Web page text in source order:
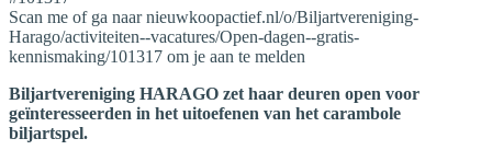
Scan me of ga naar nieuwkoopactief.nl/o/Biljartvereniging-
Harago/activiteiten--vacatures/Open-dagen--gratis-
kennismaking/101317 om je aan te melden
Biljartvereniging HARAGO zet haar deuren open voor
geïnteresseerden in het uitoefenen van het carambole
biljartspel.